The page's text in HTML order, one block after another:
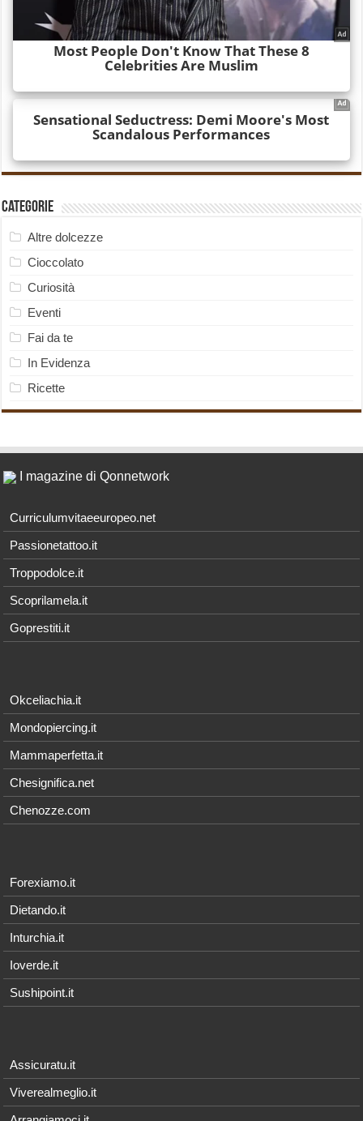
Categorie
Altre dolcezze
Cioccolato
Curiosità
Eventi
Fai da te
In Evidenza
Ricette
I magazine di Qonnetwork
Curriculumvitaeeuropeo.net
Passionetattoo.it
Troppodolce.it
Scoprilamela.it
Goprestiti.it
Okceliachia.it
Mondopiercing.it
Mammaperfetta.it
Chesignifica.net
Chenozze.com
Forexiamo.it
Dietando.it
Inturchia.it
Ioverde.it
Sushipoint.it
Assicuratu.it
Viverealmeglio.it